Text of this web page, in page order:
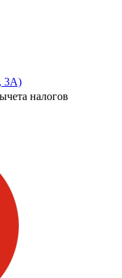
3А)
налогов